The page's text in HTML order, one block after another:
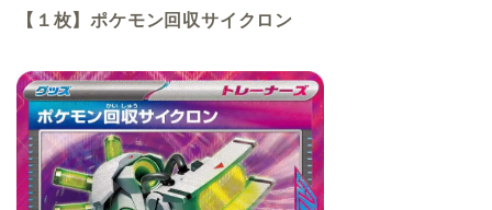
【１枚】ポケモン回収サイクロン